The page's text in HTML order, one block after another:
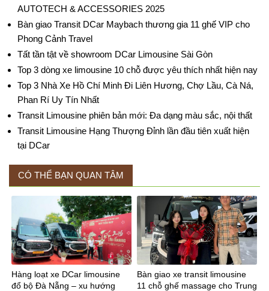
AUTOTECH & ACCESSORIES 2025
Bàn giao Transit DCar Maybach thương gia 11 ghế VIP cho
Phong Cảnh Travel
Tất tần tật về showroom DCar Limousine Sài Gòn
Top 3 dòng xe limousine 10 chỗ được yêu thích nhất hiện nay
Top 3 Nhà Xe Hồ Chí Minh Đi Liên Hương, Chợ Lầu, Cà Ná,
Phan Rí Uy Tín Nhất
Transit Limousine phiên bản mới: Đa dạng màu sắc, nội thất
Transit Limousine Hạng Thượng Đỉnh lần đầu tiên xuất hiện
tại DCar
CÓ THỂ BẠN QUAN TÂM
Hàng loạt xe DCar limousine
đổ bộ Đà Nẵng – xu hướng
Bàn giao xe transit limousine
11 chỗ ghế massage cho Trung